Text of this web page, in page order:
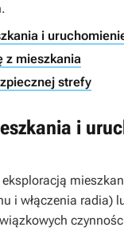
i
z mieszkania
strefy
i
i włączenia radia)